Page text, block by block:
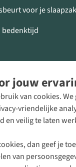
jouw
van cookies.
vriendelijke
en veilig te laten
dan geef je
van
voor je
bedenktijd
een Buitenexpert
50 88
80